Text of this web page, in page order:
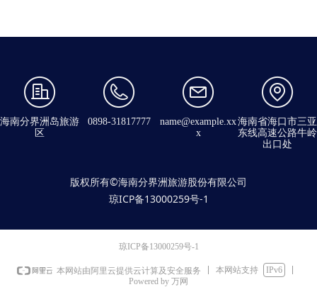
版权所有©海南分界洲旅游股份有限公司
琼ICP备13000259号-1
海南分界洲岛旅游
区
0898-31817777
name@example.xx
x
海南省海口市三亚
东线高速公路牛岭
出口处
琼ICP备13000259号-1
本网站由阿里云提供云计算及安全服务 本网站支持
IPv6
Powered by 万网